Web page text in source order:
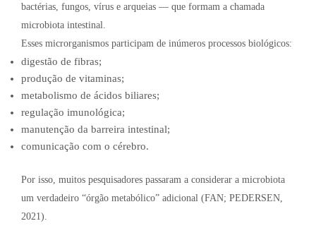
bactérias, fungos, vírus e arqueias — que formam a chamada
microbiota intestinal.
Esses microrganismos participam de inúmeros processos biológicos:
digestão de fibras;
produção de vitaminas;
metabolismo de ácidos biliares;
regulação imunológica;
manutenção da barreira intestinal;
comunicação com o cérebro.
Por isso, muitos pesquisadores passaram a considerar a microbiota
um verdadeiro “órgão metabólico” adicional (FAN; PEDERSEN,
2021).